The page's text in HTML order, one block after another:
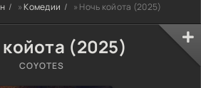
»Комедии » Ночь койота (2025)
(2025)
COYOTES